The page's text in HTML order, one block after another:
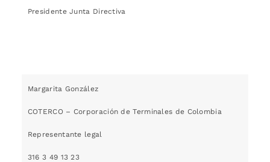
Presidente Junta Directiva
Margarita González
COTERCO – Corporación de Terminales de Colombia
Representante legal
316 3 49 13 23